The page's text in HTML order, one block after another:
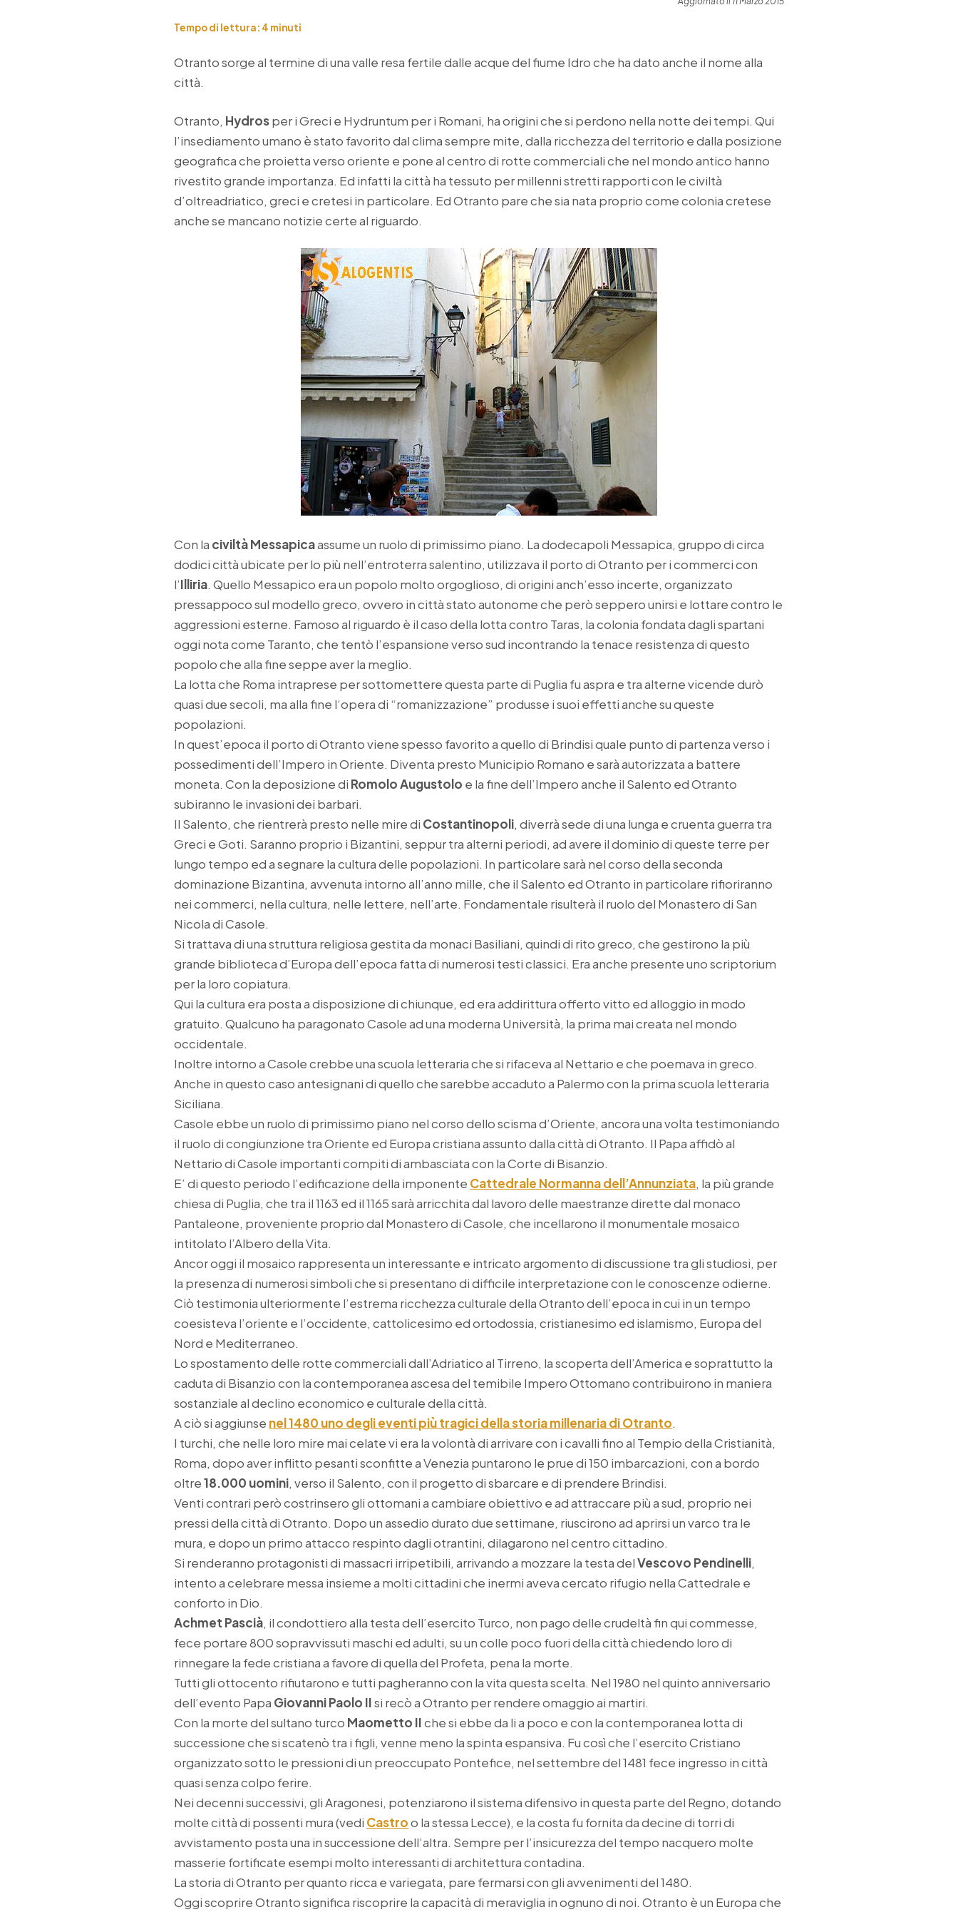
Tempo di lettura: 4 minuti
Otranto sorge al termine di una valle resa fertile dalle acque del fiume Idro che ha dato anche il nome alla
città.
Otranto, Hydrosper i Greci e Hydruntum per i Romani, ha origini che si perdono nella notte dei tempi. Qui
l’insediamento umano è stato favorito dal clima sempre mite, dalla ricchezza del territorio e dalla posizione
geografica che proietta verso oriente e pone al centro di rotte commerciali che nel mondo antico hanno
rivestito grande importanza. Ed infatti la città ha tessuto per millenni stretti rapporti con le civiltà
d’oltreadriatico, greci e cretesi in particolare. Ed Otranto pare che sia nata proprio come colonia cretese
anche se mancano notizie certe al riguardo.
Con la civiltà Messapicaassume un ruolo di primissimo piano. La dodecapoli Messapica, gruppo di circa
dodici città ubicate per lo più nell’entroterra salentino, utilizzava il porto di Otranto per i commerci con
l’Illiria. Quello Messapico era un popolo molto orgoglioso, di origini anch’esso incerte, organizzato
pressappoco sul modello greco, ovvero in città stato autonome che però seppero unirsi e lottare contro le
aggressioni esterne. Famoso al riguardo è il caso della lotta contro Taras, la colonia fondata dagli spartani
oggi nota come Taranto, che tentò l’espansione verso sud incontrando la tenace resistenza di questo
popolo che alla fine seppe aver la meglio.
La lotta che Roma intraprese per sottomettere questa parte di Puglia fu aspra e tra alterne vicende durò
quasi due secoli, ma alla fine l‘opera di “romanizzazione” produsse i suoi effetti anche su queste
popolazioni.
In quest’epoca il porto di Otranto viene spesso favorito a quello di Brindisi quale punto di partenza verso i
possedimenti dell’Impero in Oriente. Diventa presto Municipio Romano e sarà autorizzata a battere
moneta. Con la deposizione di Romolo Augustolo e la fine dell’Impero anche il Salento ed Otranto
subiranno le invasioni dei barbari.
Il Salento, che rientrerà presto nelle mire di Costantinopoli, diverrà sede di una lunga e cruenta guerra tra
Greci e Goti. Saranno proprio i Bizantini, seppur tra alterni periodi, ad avere il dominio di queste terre per
lungo tempo ed a segnare la cultura delle popolazioni. In particolare sarà nel corso della seconda
dominazione Bizantina, avvenuta intorno all’anno mille, che il Salento ed Otranto in particolare rifioriranno
nei commerci, nella cultura, nelle lettere, nell’arte. Fondamentale risulterà il ruolo del Monastero di San
Nicola di Casole.
Si trattava di una struttura religiosa gestita da monaci Basiliani, quindi di rito greco, che gestirono la più
grande biblioteca d’Europa dell’epoca fatta di numerosi testi classici. Era anche presente uno scriptorium
per la loro copiatura.
Qui la cultura era posta a disposizione di chiunque, ed era addirittura offerto vitto ed alloggio in modo
gratuito. Qualcuno ha paragonato Casole ad una moderna Università, la prima mai creata nel mondo
occidentale.
Inoltre intorno a Casole crebbe una scuola letteraria che si rifaceva al Nettario e che poemava in greco.
Anche in questo caso antesignani di quello che sarebbe accaduto a Palermo con la prima scuola letteraria
Siciliana.
Casole ebbe un ruolo di primissimo piano nel corso dello scisma d’Oriente, ancora una volta testimoniando
il ruolo di congiunzione tra Oriente ed Europa cristiana assunto dalla città di Otranto. Il Papa affidò al
Nettario di Casole importanti compiti di ambasciata con la Corte di Bisanzio.
E’ di questo periodo l’edificazione della imponente Cattedrale Normanna dell’Annunziata, la più grande
chiesa di Puglia, che tra il 1163 ed il 1165 sarà arricchita dal lavoro delle maestranze dirette dal monaco
Pantaleone, proveniente proprio dal Monastero di Casole, che incellarono il monumentale mosaico
intitolato l’Albero della Vita.
Ancor oggi il mosaico rappresenta un interessante e intricato argomento di discussione tra gli studiosi, per
la presenza di numerosi simboli che si presentano di difficile interpretazione con le conoscenze odierne.
Ciò testimonia ulteriormente l’estrema ricchezza culturale della Otranto dell’epoca in cui in un tempo
coesisteva l’oriente e l’occidente, cattolicesimo ed ortodossia, cristianesimo ed islamismo, Europa del
Nord e Mediterraneo.
Lo spostamento delle rotte commerciali dall’Adriatico al Tirreno, la scoperta dell’America e soprattutto la
caduta di Bisanzio con la contemporanea ascesa del temibile Impero Ottomano contribuirono in maniera
sostanziale al declino economico e culturale della città.
A ciò si aggiunse nel 1480 uno degli eventi più tragici della storia millenaria di Otranto.
I turchi, che nelle loro mire mai celate vi era la volontà di arrivare con i cavalli fino al Tempio della Cristianità,
Roma, dopo aver inflitto pesanti sconfitte a Venezia puntarono le prue di 150 imbarcazioni, con a bordo
oltre18.000 uomini, verso il Salento, con il progetto di sbarcare e di prendere Brindisi.
Venti contrari però costrinsero gli ottomani a cambiare obiettivo e ad attraccare più a sud, proprio nei
pressi della città di Otranto. Dopo un assedio durato due settimane, riuscirono ad aprirsi un varco tra le
mura, e dopo un primo attacco respinto dagli otrantini, dilagarono nel centro cittadino.
Si renderanno protagonisti di massacri irripetibili, arrivando a mozzare la testa delVescovo Pendinelli,
intento a celebrare messa insieme a molti cittadini che inermi aveva cercato rifugio nella Cattedrale e
conforto in Dio.
Achmet Pascià, il condottiero alla testa dell’esercito Turco, non pago delle crudeltà fin qui commesse,
fece portare 800 sopravvissuti maschi ed adulti, su un colle poco fuori della città chiedendo loro di
rinnegare la fede cristiana a favore di quella del Profeta, pena la morte.
Tutti gli ottocento rifiutarono e tutti pagheranno con la vita questa scelta. Nel 1980 nel quinto anniversario
dell’evento Papa Giovanni Paolo IIsi recò a Otranto per rendere omaggio ai martiri.
Con la morte del sultano turco Maometto IIche si ebbe da li a poco e con la contemporanea lotta di
successione che si scatenò tra i figli, venne meno la spinta espansiva. Fu così che l’esercito Cristiano
organizzato sotto le pressioni di un preoccupato Pontefice, nel settembre del 1481 fece ingresso in città
quasi senza colpo ferire.
Nei decenni successivi, gli Aragonesi, potenziarono il sistema difensivo in questa parte del Regno, dotando
molte città di possenti mura (vedi Castroo la stessa Lecce), e la costa fu fornita da decine di torri di
avvistamento posta una in successione dell’altra. Sempre per l’insicurezza del tempo nacquero molte
masserie fortificate esempi molto interessanti di architettura contadina.
La storia di Otranto per quanto ricca e variegata, pare fermarsi con gli avvenimenti del 1480.
Oggi scoprire Otranto significa riscoprire la capacità di meraviglia in ognuno di noi. Otranto è un Europa che